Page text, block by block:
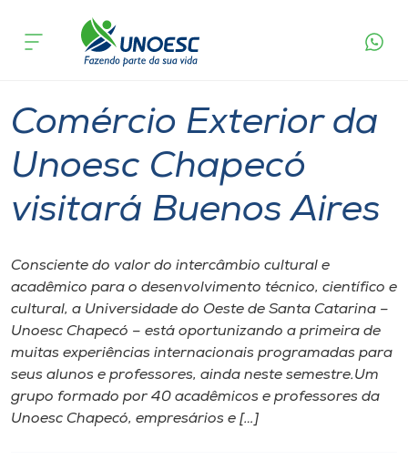
Cursos
Pesquisa
Atendimento ao Estudante
Portal de Ensino
A
Internacionalização
acontece
Comércio Exterior da
Unoesc Chapecó
visitará Buenos Aires
Consciente do valor do intercâmbio cultural e
acadêmico para o desenvolvimento técnico, científico e
cultural, a Universidade do Oeste de Santa Catarina –
Unoesc Chapecó – está oportunizando a primeira de
muitas experiências internacionais programadas para
seus alunos e professores, ainda neste semestre.Um
grupo formado por 40 acadêmicos e professores da
Unoesc Chapecó, empresários e […]